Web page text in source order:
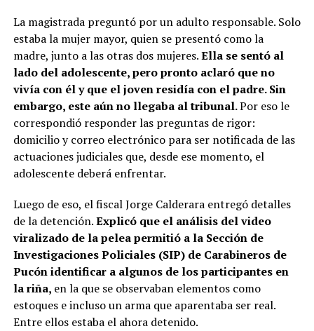
La magistrada preguntó por un adulto responsable. Solo
estaba la mujer mayor, quien se presentó como la
madre, junto a las otras dos mujeres.Ella se sentó al
lado del adolescente, pero pronto aclaró que no
vivía con él y que el joven residía con el padre. Sin
embargo, este aún no llegaba al tribunal.Por eso le
correspondió responder las preguntas de rigor:
domicilio y correo electrónico para ser notificada de las
actuaciones judiciales que, desde ese momento, el
adolescente deberá enfrentar.
Luego de eso, el fiscal Jorge Calderara entregó detalles
de la detención.Explicó que el análisis del video
viralizado de la pelea permitió a la Sección de
Investigaciones Policiales (SIP) de Carabineros de
Pucón identificar a algunos de los participantes en
la riña, en la que se observaban elementos como
estoques e incluso un arma que aparentaba ser real.
Entre ellos estaba el ahora detenido.